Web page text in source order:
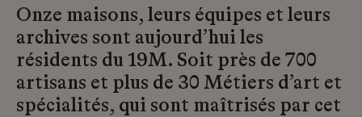
Onze maisons, leurs équipes et leurs
archives sont aujourd’hui les
résidents du 19M. Soit près de 700
artisans et plus de 30 Métiers d’art et
spécialités, qui sont maîtrisés par cet